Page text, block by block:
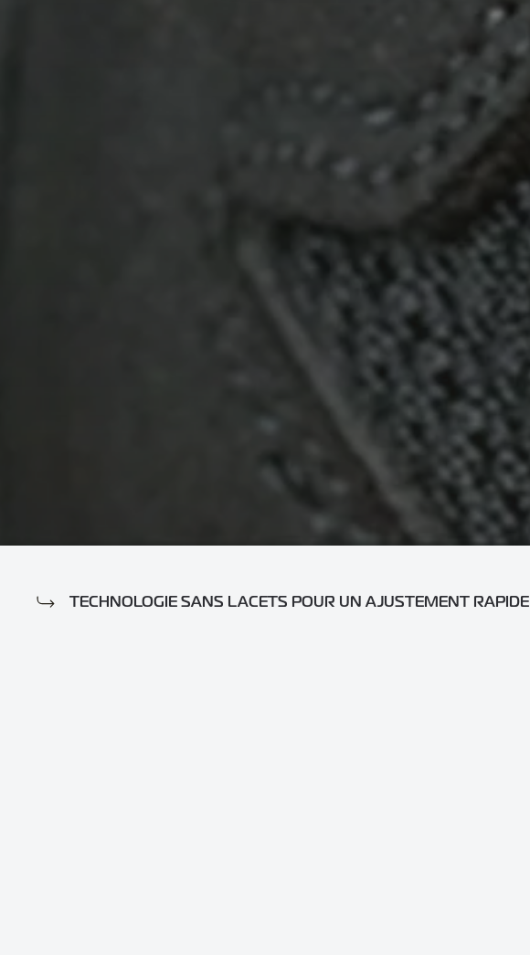
TECHNOLOGIE SANS LACETS POUR UN AJUSTEMENT RAPIDE